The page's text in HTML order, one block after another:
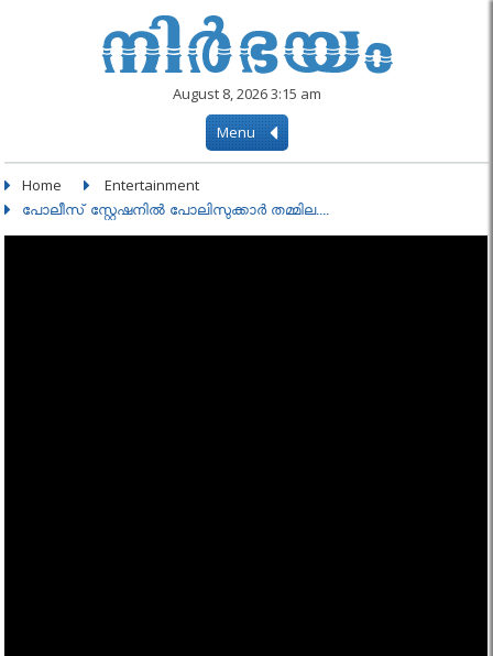
August 8, 2026 3:15 am
Menu
Home Entertainment
പോലീസ് സ്റ്റേഷനില്‍ പോലിസുക്കാര്‍ തമ്മില....